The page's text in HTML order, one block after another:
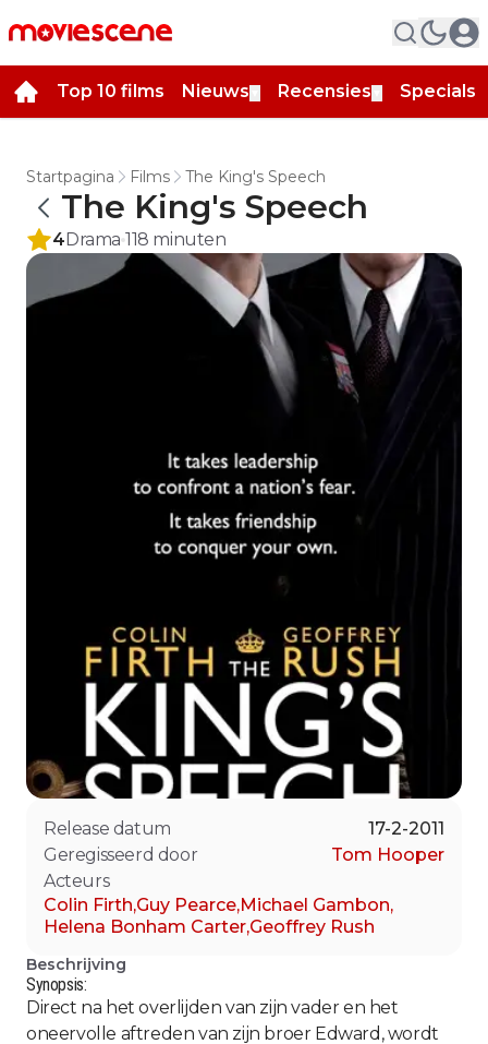
Top 10 films Nieuws Recensies Specials
Startpagina Films The King's Speech
The King's Speech
4Drama 118 minuten
Release datum
17-2-2011
Geregisseerd door
Tom Hooper
Acteurs
Colin Firth,Guy Pearce,Michael Gambon,
Helena Bonham Carter,Geoffrey Rush
Beschrijving
Synopsis:
Direct na het overlijden van zijn vader en het
oneervolle aftreden van zijn broer Edward, wordt